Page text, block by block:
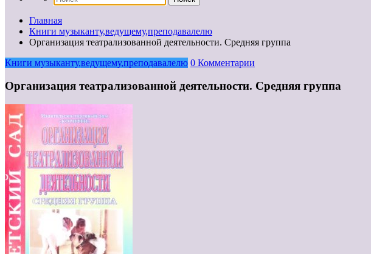
Главная
Книги музыканту,ведущему,преподавалелю
Организация театрализованной деятельности. Средняя группа
Книги музыканту,ведущему,преподавалелю 0 Комментарии
Организация театрализованной деятельности. Средняя группа